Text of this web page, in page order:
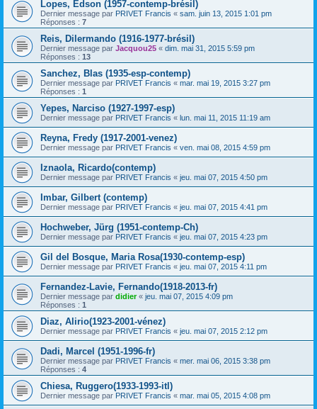
Lopes, Edson (1957-contemp-brésil)
Dernier message par PRIVET Francis « sam. juin 13, 2015 1:01 pm
Réponses : 7
Reis, Dilermando (1916-1977-brésil)
Dernier message par Jacquou25 « dim. mai 31, 2015 5:59 pm
Réponses : 13
Sanchez, Blas (1935-esp-contemp)
Dernier message par PRIVET Francis « mar. mai 19, 2015 3:27 pm
Réponses : 1
Yepes, Narciso (1927-1997-esp)
Dernier message par PRIVET Francis « lun. mai 11, 2015 11:19 am
Reyna, Fredy (1917-2001-venez)
Dernier message par PRIVET Francis « ven. mai 08, 2015 4:59 pm
Iznaola, Ricardo(contemp)
Dernier message par PRIVET Francis « jeu. mai 07, 2015 4:50 pm
Imbar, Gilbert (contemp)
Dernier message par PRIVET Francis « jeu. mai 07, 2015 4:41 pm
Hochweber, Jürg (1951-contemp-Ch)
Dernier message par PRIVET Francis « jeu. mai 07, 2015 4:23 pm
Gil del Bosque, Maria Rosa(1930-contemp-esp)
Dernier message par PRIVET Francis « jeu. mai 07, 2015 4:11 pm
Fernandez-Lavie, Fernando(1918-2013-fr)
Dernier message par didier« jeu. mai 07, 2015 4:09 pm
Réponses : 1
Diaz, Alirio(1923-2001-vénez)
Dernier message par PRIVET Francis « jeu. mai 07, 2015 2:12 pm
Dadi, Marcel (1951-1996-fr)
Dernier message par PRIVET Francis « mer. mai 06, 2015 3:38 pm
Réponses : 4
Chiesa, Ruggero(1933-1993-itl)
Dernier message par PRIVET Francis « mar. mai 05, 2015 4:08 pm